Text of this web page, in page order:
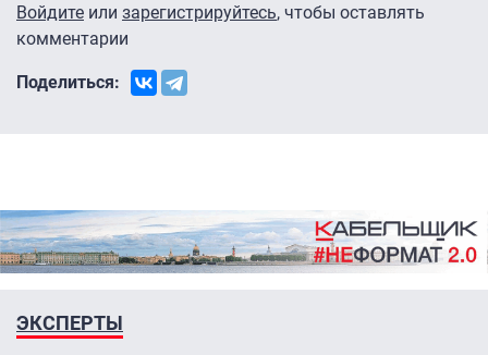
Войдите или зарегистрируйтесь, чтобы оставлять
комментарии
Поделиться:
ЭКСПЕРТЫ